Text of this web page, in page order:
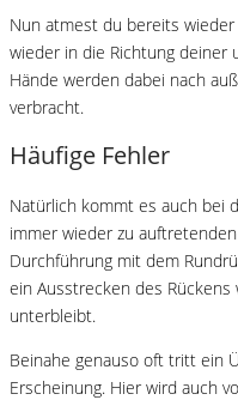
Nun atmest du bereits
wieder in die Richtung deiner
Hände werden dabei nach
verbracht.
Häufige Fehler
Natürlich kommt es auch bei
immer wieder zu
Durchführung mit dem
ein Ausstrecken des Rückens
unterbleibt.
Beinahe genauso oft tritt ein
Erscheinung. Hier wird auch